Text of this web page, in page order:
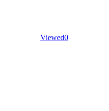
Viewed0